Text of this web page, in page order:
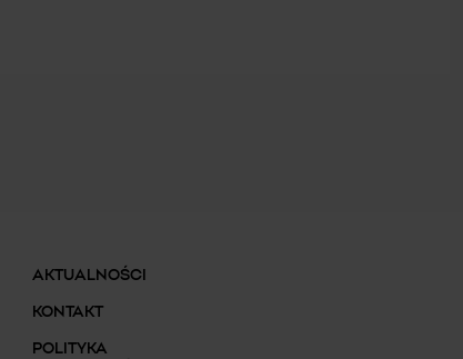
AKTUALNOŚCI
KONTAKT
POLITYKA